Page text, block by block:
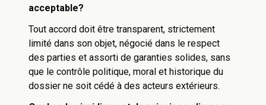
acceptable?
Tout accord doit être transparent, strictement
limité dans son objet, négocié dans le respect
des parties et assorti de garanties solides, sans
que le contrôle politique, moral et historique du
dossier ne soit cédé à des acteurs extérieurs.